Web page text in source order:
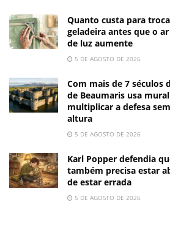
Quanto custa para
geladeira antes que o
de luz aumente
5 DE AGOSTO DE 2026
Com mais de 7 séculos
de Beaumaris usa
multiplicar a defesa
altura
5 DE AGOSTO DE 2026
Karl Popper defendia
também precisa estar
de estar errada
5 DE AGOSTO DE 2026